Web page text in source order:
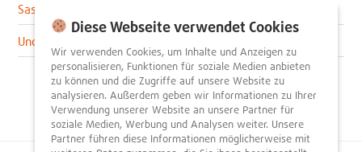
Sascha im lit:blog
Uncategorized
Diese Webseite verwendet Cookies
Wir verwenden Cookies, um Inhalte und Anzeigen zu
personalisieren, Funktionen für soziale Medien anbieten
zu können und die Zugriffe auf unsere Website zu
analysieren. Außerdem geben wir Informationen zu Ihrer
Verwendung unserer Website an unsere Partner für
soziale Medien, Werbung und Analysen weiter. Unsere
Partner führen diese Informationen möglicherweise mit